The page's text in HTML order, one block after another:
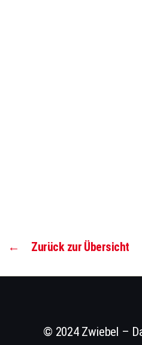
← Zurück zur Übersicht
© 2024 Zwiebel –